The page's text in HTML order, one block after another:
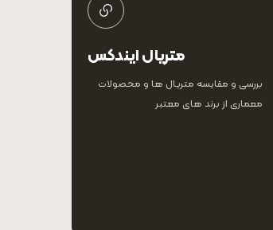
متریال ایندکس
بررسی و مقایسه متریال ها و محصولات
معماری از برند های معتبر